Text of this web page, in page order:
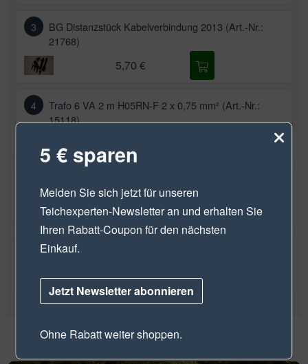
3
BG Distanzstück Kabelverbindung 2013 (Art.-Nr.:
21768)
5,70 €
4
Trafo 6 VA 2 m H05RN-F 2 x 0,75 mm² (Art.-Nr.:
15118)
4,50 €
Halterahmen AquaMax Eco Control (Art.-Nr.: 40465)
2,50 €
5 € sparen
Melden Sie sich jetzt für unseren
Teichexperten-Newsletteran und erhalten Sie
Ihren Rabatt-Coupon für den nächsten
Einkauf.
Jetzt Newsletter abonnieren
Ohne Rabatt weiter shoppen.